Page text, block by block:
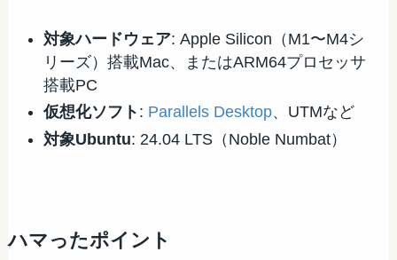
対象ハードウェア: Apple Silicon（M1〜M4シ
リーズ）搭載Mac、またはARM64プロセッサ
搭載PC
仮想化ソフト : Parallels Desktop、UTMなど
対象Ubuntu: 24.04 LTS（Noble Numbat）
ハマったポイント